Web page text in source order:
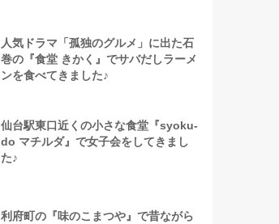
人気ドラマ「孤独のグルメ」に出た石
巻の『食堂 きかく』でサバだしラーメ
ンを食べてきました♪
仙台駅東口近くの小さな食堂『syoku-
do マチルダ』で女子会をしてきまし
た♪
利府町の『味のこまつや』で昔ながら